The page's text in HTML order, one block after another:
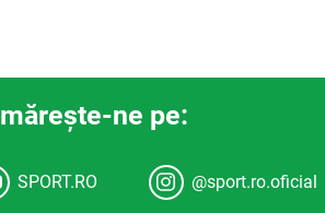
ne pe:
SPORT.RO @sport.ro.oficial